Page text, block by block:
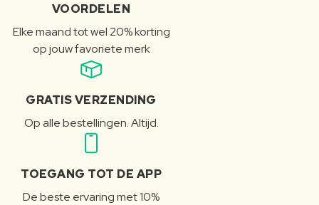
VOORDELEN
Elke maand tot wel 20% korting
op jouw favoriete merk
GRATIS VERZENDING
Op alle bestellingen. Altijd.
TOEGANG TOT DE APP
De beste ervaring met 10%